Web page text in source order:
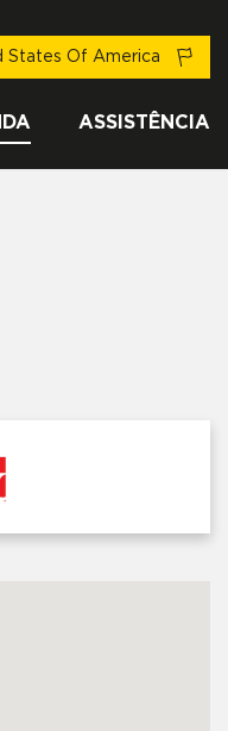
ASSISTÊNCIA
States Of America